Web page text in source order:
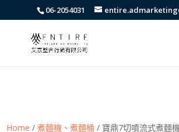
body{font-family: arial,"Microsoft JhengHei","微
!important;}
06-2054031
Home /煮麵機、煮麵桶 / 寶鼎7切噴流式煮麵